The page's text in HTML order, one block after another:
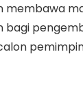
membawa
bagi